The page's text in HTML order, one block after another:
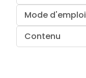
Mode d'emploi
Contenu